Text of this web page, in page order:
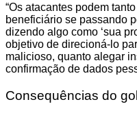
“Os atacantes podem
beneficiário se passando
dizendo algo como ‘sua
objetivo de direcioná-lo
malicioso, quanto alegar
confirmação de dados
Consequências do